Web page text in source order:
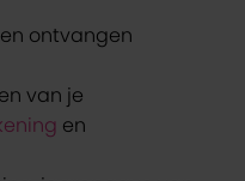
ontvangen
van je
en